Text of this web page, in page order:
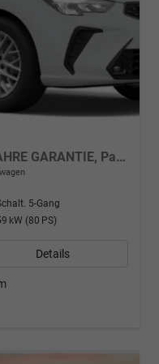
Reference 1.0 MPI 80PS, 5 JAHRE GARANTIE, Parksensoren hinten, Radio 8,25"/Bluetooth, LED-Scheinwerfer, LED-Rückleuchten, Zentralverriegelung mit Fernbedienung
5-Gang
kW (80 PS)
Details